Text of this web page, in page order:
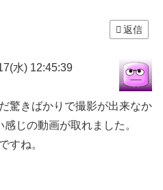
返信
水) 12:45:39
驚きばかりで撮影が出来なか
じの動画が取れました。
すね。